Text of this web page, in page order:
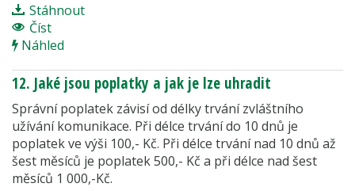
Stáhnout
Číst
Náhled
12. Jaké jsou poplatky a jak je lze uhradit
Správní poplatek závisí od délky trvání zvláštního
užívání komunikace. Při délce trvání do 10 dnů je
poplatek ve výši 100,- Kč. Při délce trvání nad 10 dnů až
šest měsíců je poplatek 500,- Kč a při délce nad šest
měsíců 1 000,-Kč.